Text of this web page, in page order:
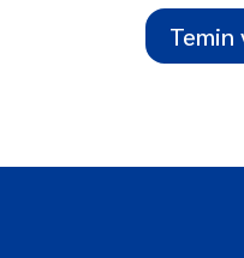
Temin